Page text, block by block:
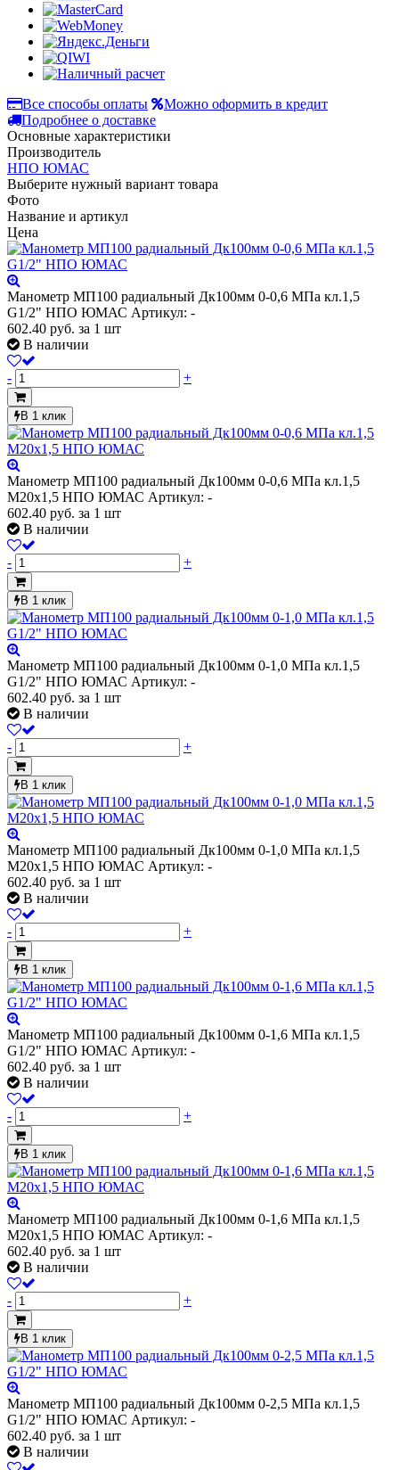
Все способы оплаты
Можно оформить в кредит
Подробнее о доставке
Основные характеристики
Производитель
НПО ЮМАС
Выберите нужный вариант товара
Фото
Название и артикул
Цена
Манометр МП100 радиальный Дк100мм 0-0,6 МПа кл.1,5
G1/2" НПО ЮМАС Артикул: -
602.40 руб. за 1 шт
В наличии
- +
В 1 клик
Манометр МП100 радиальный Дк100мм 0-0,6 МПа кл.1,5
М20х1,5 НПО ЮМАС Артикул: -
602.40 руб. за 1 шт
В наличии
- +
В 1 клик
Манометр МП100 радиальный Дк100мм 0-1,0 МПа кл.1,5
G1/2" НПО ЮМАС Артикул: -
602.40 руб. за 1 шт
В наличии
- +
В 1 клик
Манометр МП100 радиальный Дк100мм 0-1,0 МПа кл.1,5
М20х1,5 НПО ЮМАС Артикул: -
602.40 руб. за 1 шт
В наличии
- +
В 1 клик
Манометр МП100 радиальный Дк100мм 0-1,6 МПа кл.1,5
G1/2" НПО ЮМАС Артикул: -
602.40 руб. за 1 шт
В наличии
- +
В 1 клик
Манометр МП100 радиальный Дк100мм 0-1,6 МПа кл.1,5
М20х1,5 НПО ЮМАС Артикул: -
602.40 руб. за 1 шт
В наличии
- +
В 1 клик
Манометр МП100 радиальный Дк100мм 0-2,5 МПа кл.1,5
G1/2" НПО ЮМАС Артикул: -
602.40 руб. за 1 шт
В наличии